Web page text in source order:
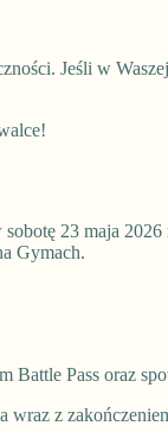
Jeśli w
23 maja
Gymach.
Battle Pass oraz
wraz z